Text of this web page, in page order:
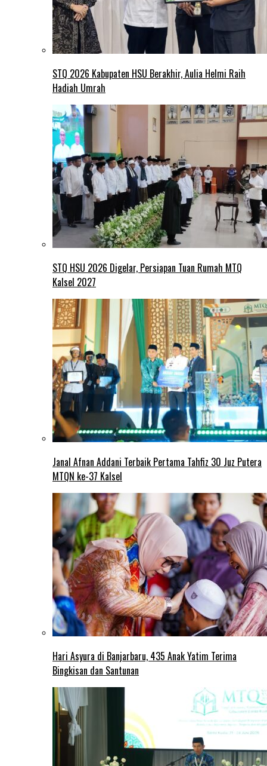
STQ 2026 Kabupaten HSU Berakhir, Aulia Helmi Raih
Hadiah Umrah
STQ HSU 2026 Digelar, Persiapan Tuan Rumah MTQ
Kalsel 2027
Janal Afnan Addani Terbaik Pertama Tahfiz 30 Juz Putera
MTQN ke-37 Kalsel
Hari Asyura di Banjarbaru, 435 Anak Yatim Terima
Bingkisan dan Santunan